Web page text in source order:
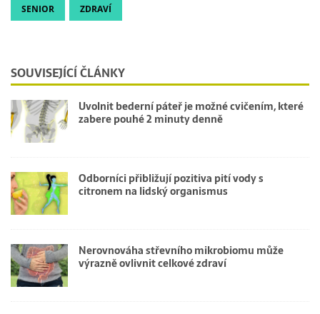
SENIOR ZDRAVÍ
SOUVISEJÍCÍ ČLÁNKY
Uvolnit bederní páteř je možné cvičením, které
zabere pouhé 2 minuty denně
Odborníci přibližují pozitiva pití vody s
citronem na lidský organismus
Nerovnováha střevního mikrobiomu může
výrazně ovlivnit celkové zdraví